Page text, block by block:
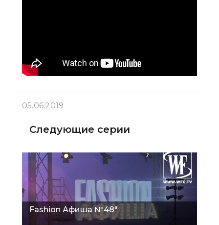
05.06.2019
Следующие серии
Fashion Афиша №48"